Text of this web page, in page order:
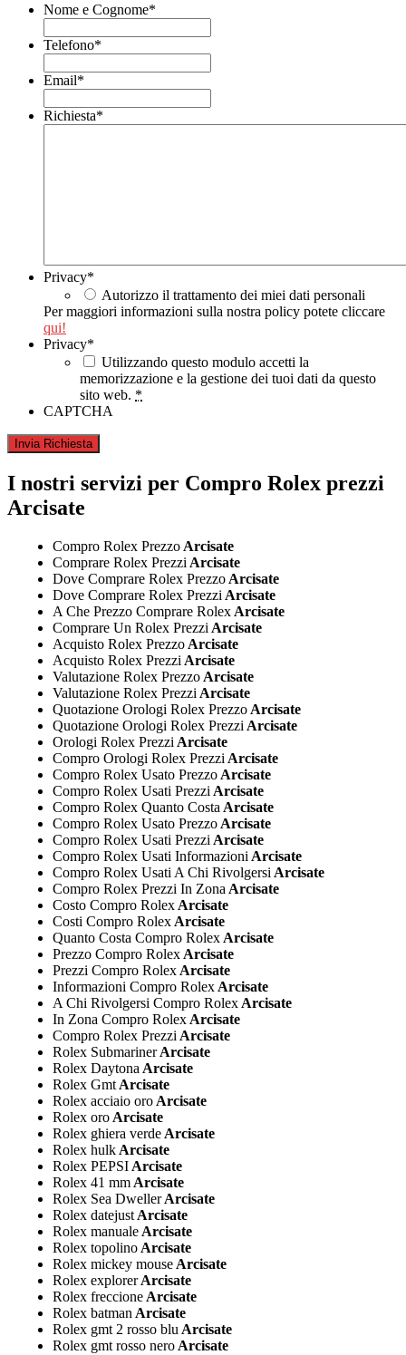
Nome e Cognome*
Telefono*
Email*
Richiesta*
Privacy*
Autorizzo il trattamento dei miei dati personali
Per maggiori informazioni sulla nostra policy potete cliccare
qui!
Privacy*
Utilizzando questo modulo accetti la
memorizzazione e la gestione dei tuoi dati da questo
sito web. *
CAPTCHA
I nostri servizi per Compro Rolex prezzi
Arcisate
Compro Rolex Prezzo Arcisate
Comprare Rolex Prezzi Arcisate
Dove Comprare Rolex Prezzo Arcisate
Dove Comprare Rolex Prezzi Arcisate
A Che Prezzo Comprare Rolex Arcisate
Comprare Un Rolex Prezzi Arcisate
Acquisto Rolex Prezzo Arcisate
Acquisto Rolex Prezzi Arcisate
Valutazione Rolex Prezzo Arcisate
Valutazione Rolex Prezzi Arcisate
Quotazione Orologi Rolex Prezzo Arcisate
Quotazione Orologi Rolex Prezzi Arcisate
Orologi Rolex Prezzi Arcisate
Compro Orologi Rolex Prezzi Arcisate
Compro Rolex Usato Prezzo Arcisate
Compro Rolex Usati Prezzi Arcisate
Compro Rolex Quanto Costa Arcisate
Compro Rolex Usato Prezzo Arcisate
Compro Rolex Usati Prezzi Arcisate
Compro Rolex Usati Informazioni Arcisate
Compro Rolex Usati A Chi Rivolgersi Arcisate
Compro Rolex Prezzi In Zona Arcisate
Costo Compro Rolex Arcisate
Costi Compro Rolex Arcisate
Quanto Costa Compro Rolex Arcisate
Prezzo Compro Rolex Arcisate
Prezzi Compro Rolex Arcisate
Informazioni Compro Rolex Arcisate
A Chi Rivolgersi Compro Rolex Arcisate
In Zona Compro Rolex Arcisate
Compro Rolex Prezzi Arcisate
Rolex SubmarinerArcisate
Rolex Daytona Arcisate
Rolex Gmt Arcisate
Rolex acciaio oro Arcisate
Rolex oro Arcisate
Rolex ghiera verde Arcisate
Rolex hulk Arcisate
Rolex PEPSI Arcisate
Rolex 41 mm Arcisate
Rolex Sea DwellerArcisate
Rolex datejust Arcisate
Rolex manuale Arcisate
Rolex topolino Arcisate
Rolex mickey mouse Arcisate
Rolex explorerArcisate
Rolex freccione Arcisate
Rolex batman Arcisate
Rolex gmt 2 rosso blu Arcisate
Rolex gmt rosso nero Arcisate